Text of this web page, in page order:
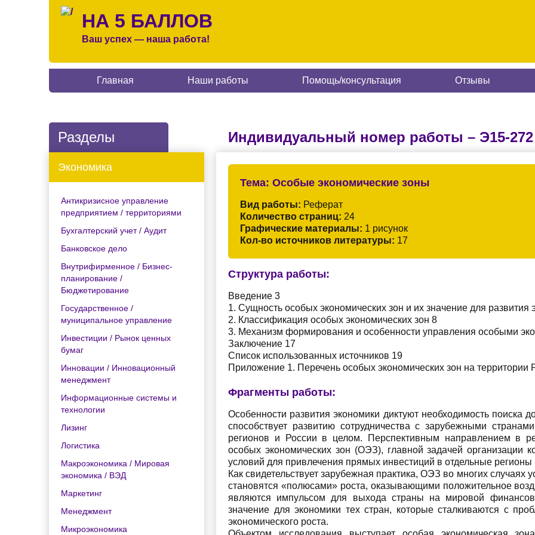
НА 5 БАЛЛОВ
Ваш успех — наша работа!
Главная Наши работы Помощь/консультация Отзывы
Разделы
Экономика
Антикризисное управление
предприятием / территориями
Бухгалтерский учет / Аудит
Банковское дело
Внутрифирменное / Бизнес-
планирование /
Бюджетирование
Государственное /
муниципальное управление
Инвестиции / Рынок ценных
бумаг
Инновации / Инновационный
менеджмент
Информационные системы и
технологии
Лизинг
Логистика
Макроэкономика / Мировая
экономика / ВЭД
Маркетинг
Менеджмент
Микроэкономика
Индивидуальный номер работы – Э15-272
Тема: Особые экономические зоны
Вид работы: Реферат
Количество страниц: 24
Графические материалы: 1 рисунок
Кол-во источников литературы: 17
Структура работы:
Введение 3
1. Сущность особых экономических зон и их значение для развития
2. Классификация особых экономических зон 8
3. Механизм формирования и особенности управления особыми
Заключение 17
Список использованных источников 19
Приложение 1. Перечень особых экономических зон на территории
Фрагменты работы:
Особенности развития экономики диктуют необходимость поиска
способствует развитию сотрудничества с зарубежными
регионов и России в целом. Перспективным направлением в
особых экономических зон (ОЭЗ), главной задачей организации
условий для привлечения прямых инвестиций в отдельные регионы
Как свидетельствует зарубежная практика, ОЭЗ во многих
становятся «полюсами» роста, оказывающими положительное
являются импульсом для выхода страны на мировой
значение для экономики тех стран, которые сталкиваются с
экономического роста.